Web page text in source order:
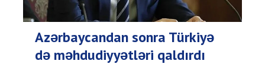
Azərbaycandan sonra Türkiyə
də məhdudiyyətləri qaldırdı